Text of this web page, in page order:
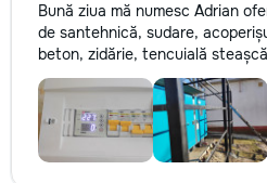
Bună ziua mă numesc Adrian
de santehnică, sudare,
beton, zidărie, tencuială steașcă